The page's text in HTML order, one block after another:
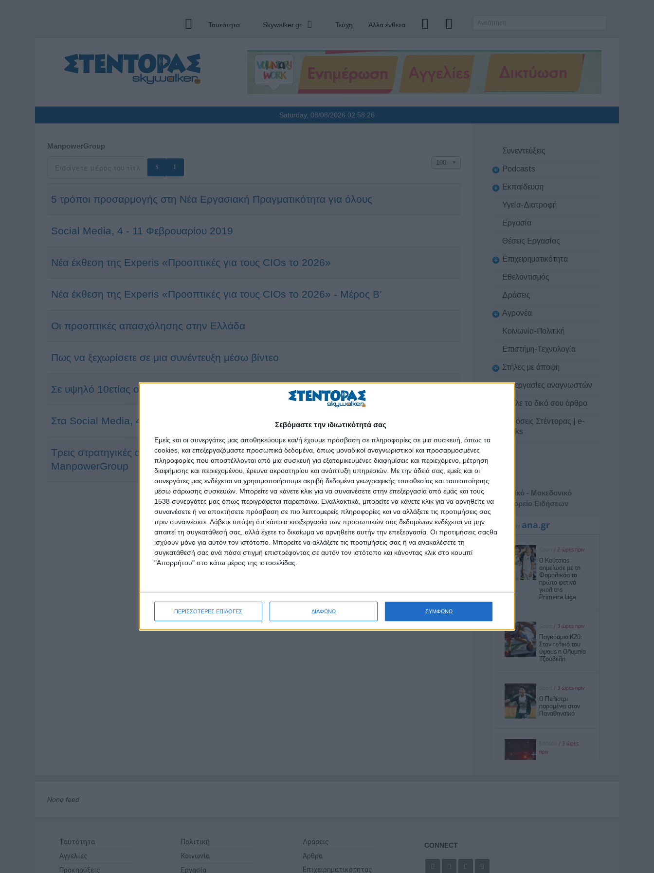
Σεβόμαστε την ιδιωτικότητά σας
Εμείς και οι συνεργάτες μας αποθηκεύουμε και/ή έχουμε πρόσβαση σε πληροφορίες σε μια συσκευή, όπως τα
cookies, και επεξεργαζόμαστε προσωπικά δεδομένα, όπως μοναδικοί αναγνωριστικοί και προσαρμοσμένες
πληροφορίες που αποστέλλονται από μια συσκευή για εξατομικευμένες διαφημίσεις και περιεχόμενο, μέτρηση
διαφήμισης και περιεχομένου, έρευνα ακροατηρίου και ανάπτυξη υπηρεσιών. Με την άδειά σας, εμείς και οι
συνεργάτες μας ενδέχεται να χρησιμοποιήσουμε ακριβή δεδομένα γεωγραφικής τοποθεσίας και ταυτοποίησης
μέσω σάρωσης συσκευών. Μπορείτε να κάνετε κλικ για να συναινέσετε στην επεξεργασία από εμάς και τους
1538 συνεργάτες μας όπως περιγράφεται παραπάνω. Εναλλακτικά, μπορείτε να κάνετε κλικ για να αρνηθείτε να
συναινέσετε ή να αποκτήσετε πρόσβαση σε πιο λεπτομερείς πληροφορίες και να αλλάξετε τις προτιμήσεις σας
πριν συναινέσετε. Λάβετε υπόψη ότι κάποια επεξεργασία των προσωπικών σας δεδομένων ενδέχεται να μην
απαιτεί τη συγκατάθεσή σας, αλλά έχετε το δικαίωμα να αρνηθείτε αυτήν την επεξεργασία. Οι προτιμήσεις σαςθα
ισχύουν μόνο για αυτόν τον ιστότοπο. Μπορείτε να αλλάξετε τις προτιμήσεις σας ή να ανακαλέσετε τη
συγκατάθεσή σας ανά πάσα στιγμή επιστρέφοντας σε αυτόν τον ιστότοπο και κάνοντας κλικ στο κουμπί
"Απορρήτου" στο κάτω μέρος της ιστοσελίδας.
ΠΕΡΙΣΣΟΤΕΡΕΣ ΕΠΙΛΟΓΕΣ ΔΙΑΦΩΝΩ ΣΥΜΦΩΝΩ
Ταυτότητα Skywalker.gr Τεύχη Άλλα ένθετα
Saturday, 08/08/2026 02:58:26
ManpowerGroup
100
5 τρόποι προσαρμογής στη Νέα Εργασιακή Πραγματικότητα για όλους
Social Media, 4 - 11 Φεβρουαρίου 2019
Νέα έκθεση της Experis «Προοπτικές για τους CIOs το 2026»
Νέα έκθεση της Experis «Προοπτικές για τους CIOs το 2026» - Μέρος Β’
Οι προοπτικές απασχόλησης στην Ελλάδα
Πως να ξεχωρίσετε σε μια συνέντευξη μέσω βίντεο
Σε υψηλό 10ετίας οι προοπτικές προσλήψεων στην Ελλάδα
Στα Social Media, 4-11 Μαρτίου 2019
Τρεις στρατηγικές αποτελεσματικής διαχείρισης απομακρυσμένων ομάδων από την
ManpowerGroup
Συνεντεύξεις
Podcasts
Εκπαίδευση
Υγεία-Διατροφή
Εργασία
Θέσεις Εργασίας
Επιχειρηματικότητα
Εθελοντισμός
Δράσεις
Αγρονέα
Κοινωνία-Πολιτική
Επιστήμη-Τεχνολογία
Στήλες με άποψη
Συνεργασίες αναγνωστών
Στείλε το δικό σου άρθρο
Εκδόσεις Στέντορας | e-
books
Αθηναϊκό - Μακεδονικό
Πρακτορείο Ειδήσεων
None feed
Ταυτότητα
Αγγελίες
Προκηρύξεις
Πολιτική
Κοινωνία
Εργασία
Δράσεις
Άρθρα
Επιχειρηματικότητας
CONNECT